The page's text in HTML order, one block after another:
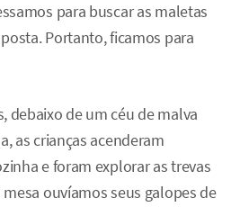
para buscar as maletas
Portanto, ficamos para
debaixo de um céu de malva
as crianças acenderam
e foram explorar as trevas
ouvíamos seus galopes de